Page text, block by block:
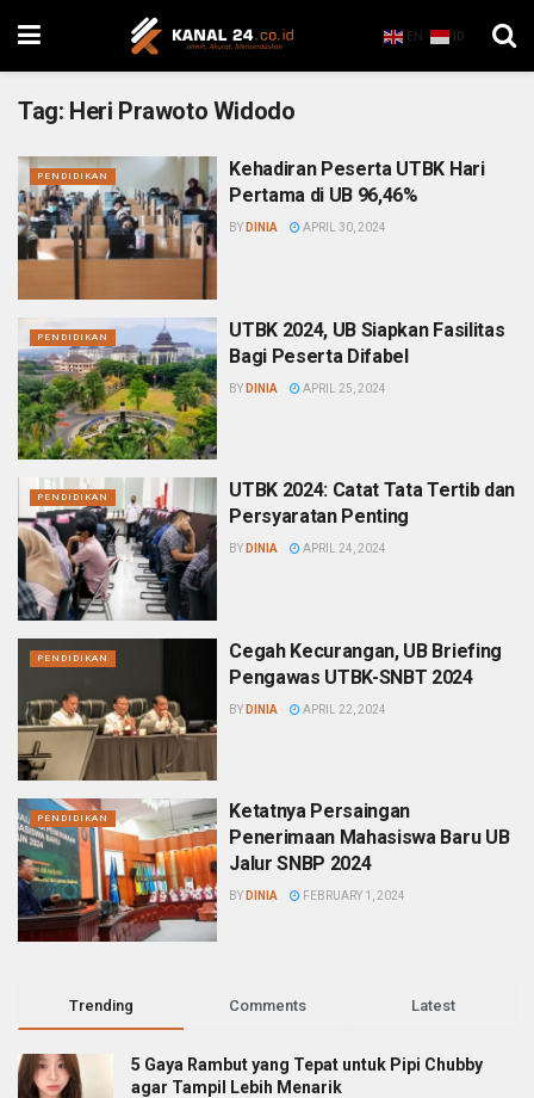
EN ID
Tag: Heri Prawoto Widodo
PENDIDIKAN
Kehadiran Peserta UTBK Hari
Pertama di UB 96,46%
BY DINIA APRIL 30, 2024
PENDIDIKAN
UTBK 2024, UB Siapkan Fasilitas
Bagi Peserta Difabel
BY DINIA APRIL 25, 2024
PENDIDIKAN
UTBK 2024: Catat Tata Tertib dan
Persyaratan Penting
BY DINIA APRIL 24, 2024
PENDIDIKAN
Cegah Kecurangan, UB Briefing
Pengawas UTBK-SNBT 2024
BY DINIA APRIL 22, 2024
PENDIDIKAN
Ketatnya Persaingan
Penerimaan Mahasiswa Baru UB
Jalur SNBP 2024
BY DINIA FEBRUARY 1, 2024
Trending Comments Latest
5 Gaya Rambut yang Tepat untuk Pipi Chubby
agar Tampil Lebih Menarik